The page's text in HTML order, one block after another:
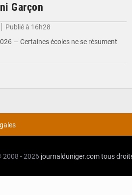
Garçon
Publié à 16h28
— Certaines écoles ne se résument
- 2026 journalduniger.comtous